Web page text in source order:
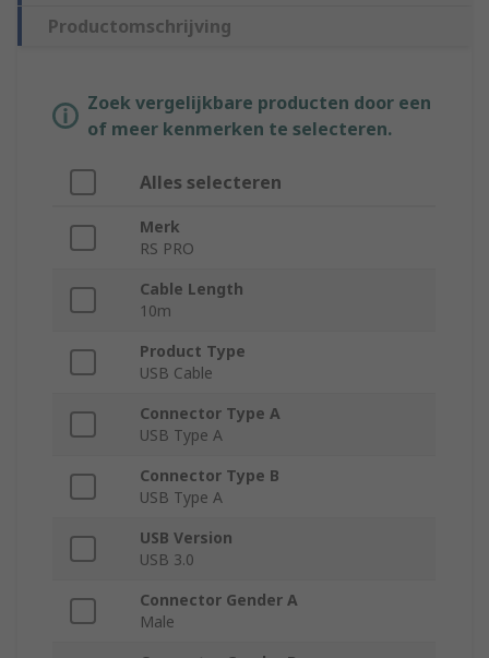
Productomschrijving
Zoek vergelijkbare producten door een
of meer kenmerken te selecteren.
Alles selecteren
Merk
RS PRO
Cable Length
10m
Product Type
USB Cable
Connector Type A
USB Type A
Connector Type B
USB Type A
USB Version
USB 3.0
Connector Gender A
Male